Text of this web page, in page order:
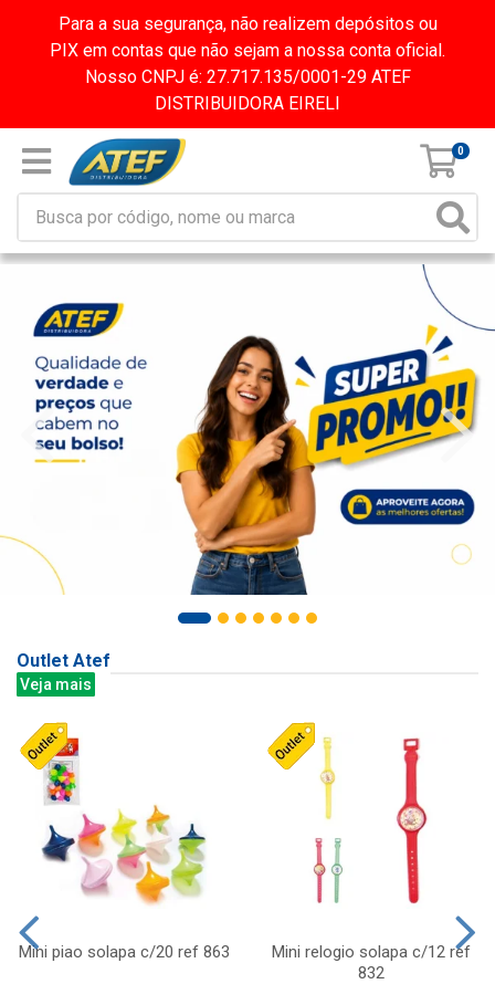
Para a sua segurança, não realizem depósitos ou
PIX em contas que não sejam a nossa conta oficial.
Nosso CNPJ é: 27.717.135/0001-29 ATEF
DISTRIBUIDORA EIRELI
0
Outlet Atef
Veja mais
Mini piao solapa c/20 ref 863
Mini relogio solapa c/12 ref
832